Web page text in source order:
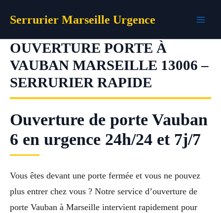
Serrurier Marseille Urgence
OUVERTURE PORTE À
VAUBAN MARSEILLE 13006 –
SERRURIER RAPIDE
Ouverture de porte Vauban
6 en urgence 24h/24 et 7j/7
Vous êtes devant une porte fermée et vous ne pouvez
plus entrer chez vous ? Notre service d’ouverture de
porte Vauban à Marseille intervient rapidement pour